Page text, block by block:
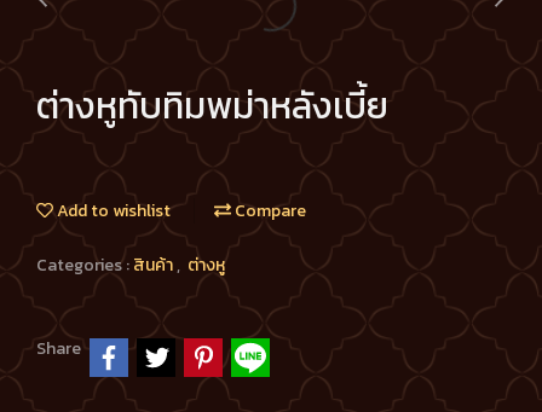
ต่างหูทับทิมพม่าหลังเบี้ย
Add to wishlist Compare
Categories :สินค้า, ต่างหู
Share